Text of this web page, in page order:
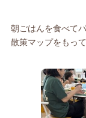
朝ごはんを食べて
散策マップをもっ